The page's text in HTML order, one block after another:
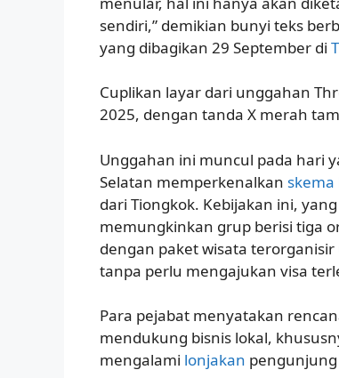
sendiri,” demikian bunyi teks
yang dibagikan 29 September di
Cuplikan layar dari unggahan
2025, dengan tanda X merah
Unggahan ini muncul pada hari
Selatan memperkenalkan skema
dari Tiongkok. Kebijakan ini,
memungkinkan grup berisi tiga
dengan paket wisata
tanpa perlu mengajukan visa
Para pejabat menyatakan
mendukung bisnis lokal,
mengalami lonjakan pengunjung